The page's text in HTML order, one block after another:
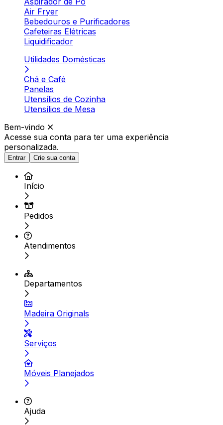
Air Fryer
Bebedouros e Purificadores
Cafeteiras Elétricas
Liquidificador
Utilidades Domésticas
Chá e Café
Panelas
Utensílios de Cozinha
Utensílios de Mesa
Bem-vindo
Acesse sua conta para ter uma experiência
personalizada.
Entrar Crie sua conta
Início
Pedidos
Atendimentos
Departamentos
Madeira Originals
Serviços
Móveis Planejados
Ajuda